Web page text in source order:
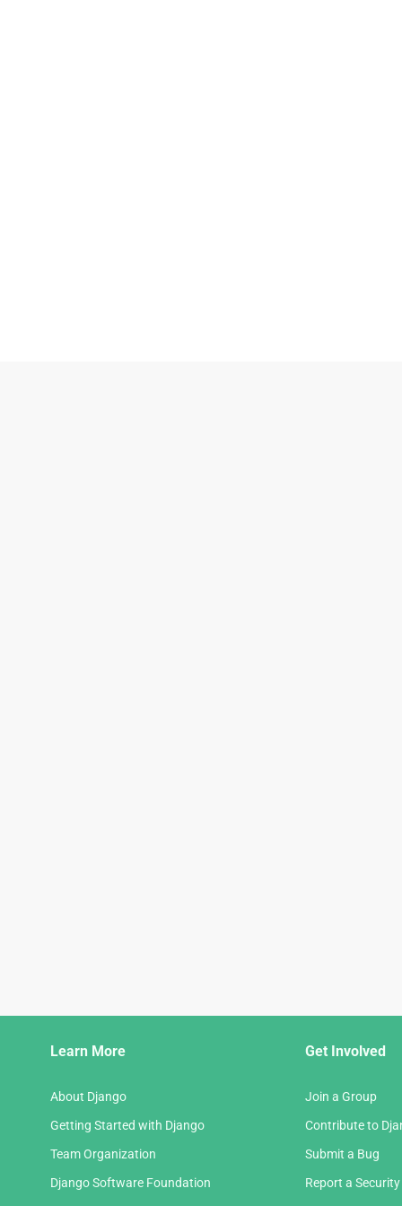
Learn More
About Django
Getting Started with Django
Team Organization
Django Software Foundation
Get Involved
Join a Group
Contribute to
Submit a Bug
Report a